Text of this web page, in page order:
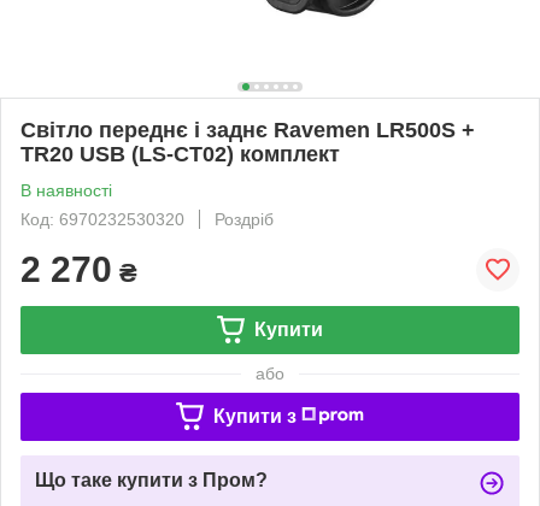
Світло переднє і заднє Ravemen LR500S +
TR20 USB (LS-CT02) комплект
В наявності
Код: 6970232530320
Роздріб
2 270 ₴
Купити
або
Купити з
Що таке купити з Пром?